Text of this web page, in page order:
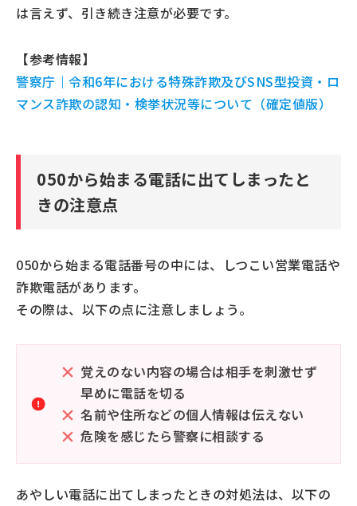
は言えず、引き続き注意が必要です。
【参考情報】
警察庁｜令和6年における特殊詐欺及びSNS型投資・ロ
マンス詐欺の認知・検挙状況等について（確定値版）
050から始まる電話に出てしまったと
きの注意点
050から始まる電話番号の中には、しつこい営業電話や
詐欺電話があります。
その際は、以下の点に注意しましょう。
覚えのない内容の場合は相手を刺激せず
早めに電話を切る
名前や住所などの個人情報は伝えない
危険を感じたら警察に相談する
あやしい電話に出てしまったときの対処法は、以下の